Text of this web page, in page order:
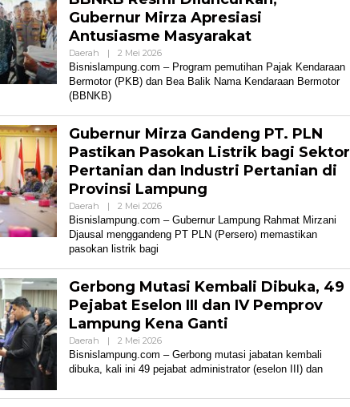
Gubernur Mirza Apresiasi
Antusiasme Masyarakat
Daerah | 2 Mei 2026Oleh
Bisnis
Lampung
Bisnislampung.com – Program pemutihan Pajak Kendaraan
Bermotor (PKB) dan Bea Balik Nama Kendaraan Bermotor
(BBNKB)
Gubernur Mirza Gandeng PT. PLN
Pastikan Pasokan Listrik bagi Sektor
Pertanian dan Industri Pertanian di
Provinsi Lampung
Daerah | 2 Mei 2026Oleh
Bisnis
Lampung
Bisnislampung.com – Gubernur Lampung Rahmat Mirzani
Djausal menggandeng PT PLN (Persero) memastikan
pasokan listrik bagi
Gerbong Mutasi Kembali Dibuka, 49
Pejabat Eselon III dan IV Pemprov
Lampung Kena Ganti
Daerah | 2 Mei 2026Oleh
Bisnis
Lampung
Bisnislampung.com – Gerbong mutasi jabatan kembali
dibuka, kali ini 49 pejabat administrator (eselon III) dan